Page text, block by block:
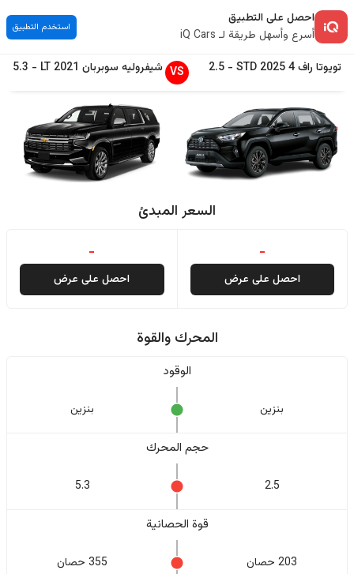
احصل على التطبيق
أسرع وأسهل طريقة لـ iQ Cars
استخدم التطبيق
تويوتا راف 4 2025
STD
-
2.5
VS شيفروليه سوبربان 2021
LT
-
5.3
السعر المبدئ
-
احصل على عرض
-
احصل على عرض
المحرك والقوة
الوقود
بنزين بنزين
حجم المحرك
2.5
5.3
قوة الحصانية
203 حصان 355 حصان